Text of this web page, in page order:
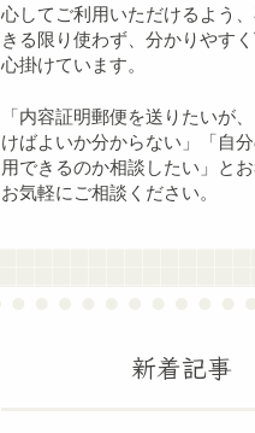
心してご利用いただけるよう
きる限り使わず、分かりやす
心掛けています。
「内容証明郵便を送りたいが
けばよいか分からない」「自
用できるのか相談したい」とお
お気軽にご相談ください。
新着記事